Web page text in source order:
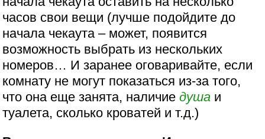
часов свои вещи (лучше подойдите до
начала чекаута – может, появится
возможность выбрать из нескольких
номеров… И заранее оговаривайте, если
комнату не могут показаться из-за того,
что она еще занята, наличиедуша и
туалета, сколько кроватей и т.д.)